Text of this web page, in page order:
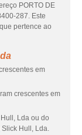
PORTO DE
287. Este
pertence ao
em
crescentes em
Lda ou do
Slick Hull, Lda.